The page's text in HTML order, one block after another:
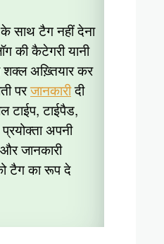
साथ टैग नहीं देना
की कैटेगरी यानी
शक्ल अख़्तियार कर
परजानकारीदी
टाईप, टाईपैड,
अपनी
जानकारी
टैग का रूप दे